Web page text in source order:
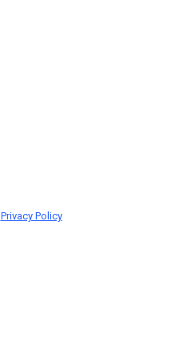
Privacy Policy